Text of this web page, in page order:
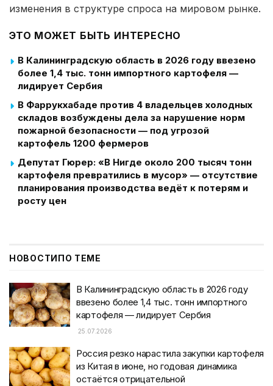
изменения в структуре спроса на мировом рынке.
ЭТО МОЖЕТ БЫТЬ ИНТЕРЕСНО
В Калининградскую область в 2026 году ввезено
более 1,4 тыс. тонн импортного картофеля —
лидирует Сербия
В Фаррукхабаде против 4 владельцев холодных
складов возбуждены дела за нарушение норм
пожарной безопасности — под угрозой
картофель 1200 фермеров
Депутат Гюрер: «В Нигде около 200 тысяч тонн
картофеля превратились в мусор» — отсутствие
планирования производства ведёт к потерям и
росту цен
НОВОСТИПО ТЕМЕ
В Калининградскую область в 2026 году
ввезено более 1,4 тыс. тонн импортного
картофеля — лидирует Сербия
25.07.2026
Россия резко нарастила закупки картофеля
из Китая в июне, но годовая динамика
остаётся отрицательной